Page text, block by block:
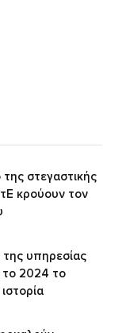
στεγαστικής
κρούουν τον
της υπηρεσίας
το 2024 το